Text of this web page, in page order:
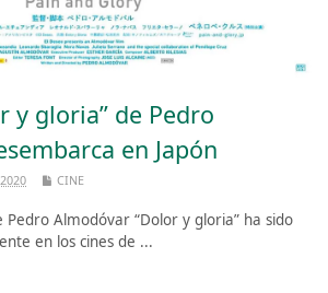
y gloria” de Pedro
en Japón
CINE
Pedro Almodóvar “Dolor y gloria” ha sido
en los cines de ...